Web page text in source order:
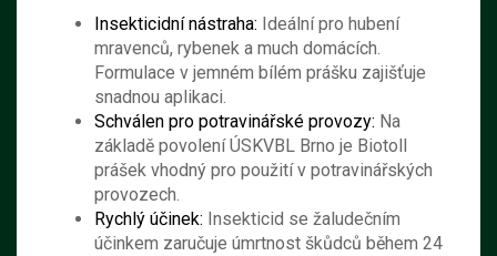
Insekticidní nástraha: Ideální pro hubení
mravenců, rybenek a much domácích.
Formulace v jemném bílém prášku zajišťuje
snadnou aplikaci.
Schválen pro potravinářské provozy: Na
základě povolení ÚSKVBL Brno je Biotoll
prášek vhodný pro použití v potravinářských
provozech.
Rychlý účinek: Insekticid se žaludečním
účinkem zaručuje úmrtnost škůdců během 24